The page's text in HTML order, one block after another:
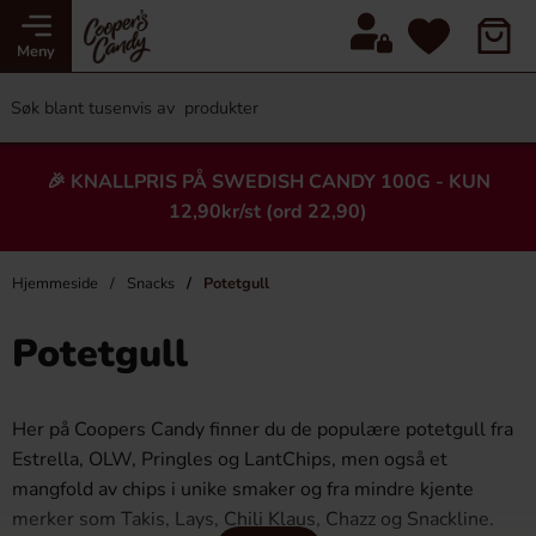
Meny
🎉 KNALLPRIS PÅ SWEDISH CANDY 100G - KUN
12,90kr/st (ord 22,90)
Hjemmeside Snacks Potetgull
Potetgull
Her på Coopers Candy finner du de populære potetgull fra
Estrella, OLW, Pringles og LantChips, men også et
mangfold av chips i unike smaker og fra mindre kjente
merker som Takis, Lays, Chili Klaus, Chazz og Snackline.